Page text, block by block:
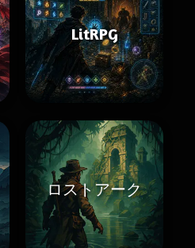
LitRPG
ロストアーク